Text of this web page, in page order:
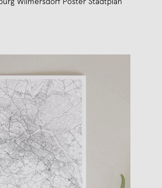
Wilmersdorf Poster Stadtplan